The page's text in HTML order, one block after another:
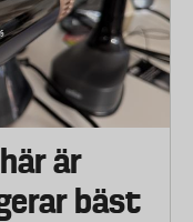
är
bäst